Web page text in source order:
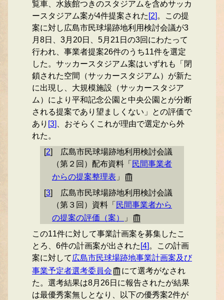
覧車、水族館つきのスタジアムを含めサッカ
ースタジアム案が4件提案された [2] 。この提
案に対し広島市民球場跡地利用検討会議が3
月8日、3月20日、5月21日の3回にわたって
行われ、事業者提案26件のうち11件を選定
した。サッカースタジアム案はいずれも「閉
鎖された空間（サッカースタジアム）が新た
に出現し、大規模施設（サッカースタジア
ム）により平和記念公園と中央公園とが分断
される提案であり望ましくない」との評価で
あり [3]
、おそらくこれが理由で選定から外
れた。
[2]
広島市民球場跡地利用検討会議
（第２回）配布資料「 民間事業者
からの提案整理表 」
[3]
広島市民球場跡地利用検討会議
（第３回）資料「 民間事業者から
の提案の評価（案）
」
この11件に対して事業計画案を募集したこ
とろ、6件の計画案が出された [4] 。この計画
案に対して 広島市民球場跡地事業計画案及び
事業予定者選考委員会
にて選考がなされ
た。選考結果は8月26日に報告されたが結果
は最優秀案無しとなり、以下の優秀案2件が